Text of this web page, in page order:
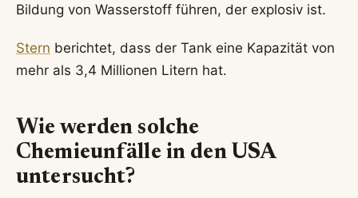
Bildung von Wasserstoff führen, der explosiv ist.
Stern berichtet, dass der Tank eine Kapazität von
mehr als 3,4 Millionen Litern hat.
Wie werden solche
Chemieunfälle in den USA
untersucht?